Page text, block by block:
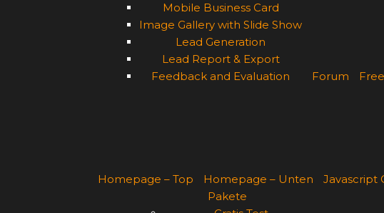
Mobile Business Card
Image Gallery with Slide Show
Lead Generation
Lead Report & Export
Feedback and Evaluation
Forum
Homepage – Top Homepage – Unten Javascript
Pakete